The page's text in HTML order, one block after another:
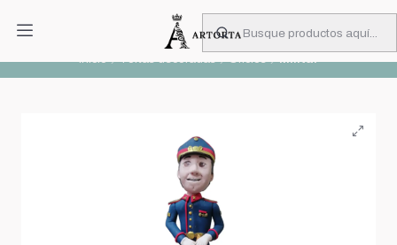
PIDA CON MUCHA ANTICIPACIÓN
Inicio Tortas decoradas Oficios Militar